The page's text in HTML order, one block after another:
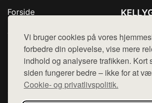
Vi bruger cookies på vores
forbedre din oplevelse, vise mere
indhold og analysere trafikken. Kort
siden fungerer bedre – ikke for at
Cookie- og privatlivspolitik.
Forside
Top Rabatter
Blog
Kontakt
Mail:
Cookie-